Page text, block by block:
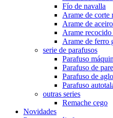
Fío de navalla
Arame de corte
Arame de
Arame
Arame de ferro
serie de parafusos
Parafuso
Parafuso de
Parafuso de
Parafuso
outras series
Remache cego
Novidades